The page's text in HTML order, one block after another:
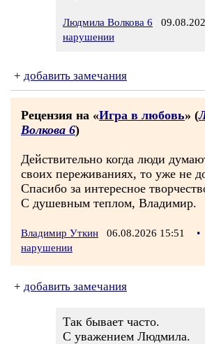
Людмила Волкова 6
нарушении
+ добавить замечания
Рецензия на «Игра в любовь» (
Волкова 6)
Действительно когда люди
своих переживаниях, то уже не
Спасибо за интересное
С душевным теплом, Владимир.
Владимир Уткин 06.08.2026 15:51 •
нарушении
+ добавить замечания
Так бывает часто.
С уважением Людмила.